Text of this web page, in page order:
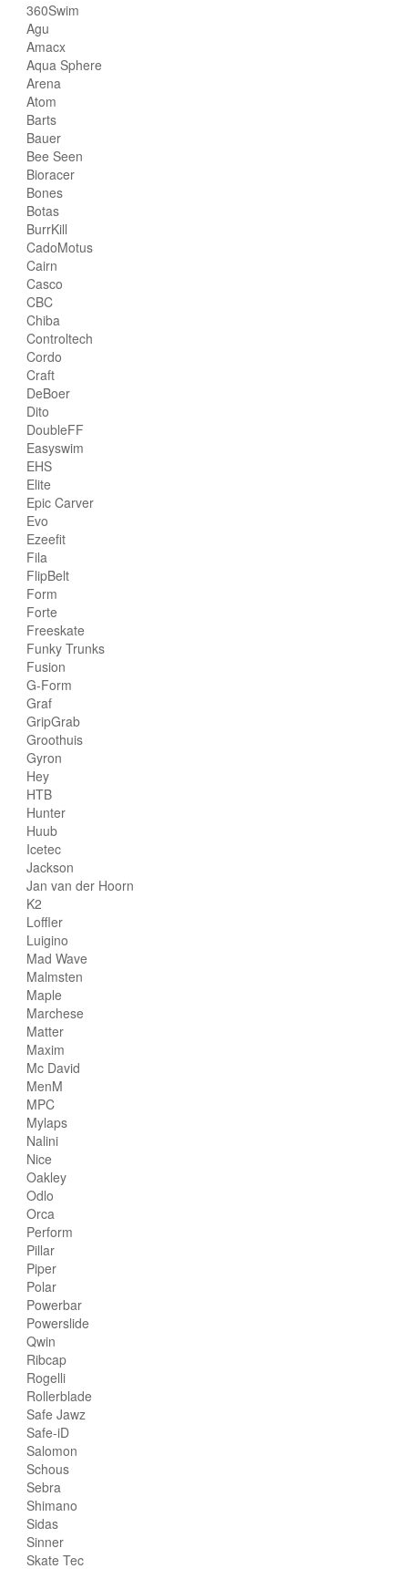
360Swim
Agu
Amacx
Aqua Sphere
Arena
Atom
Barts
Bauer
Bee Seen
Bioracer
Bones
Botas
BurrKill
CadoMotus
Cairn
Casco
CBC
Chiba
Controltech
Cordo
Craft
DeBoer
Dito
DoubleFF
Easyswim
EHS
Elite
Epic Carver
Evo
Ezeefit
Fila
FlipBelt
Form
Forte
Freeskate
Funky Trunks
Fusion
G-Form
Graf
GripGrab
Groothuis
Gyron
Hey
HTB
Hunter
Huub
Icetec
Jackson
Jan van der Hoorn
K2
Loffler
Luigino
Mad Wave
Malmsten
Maple
Marchese
Matter
Maxim
Mc David
MenM
MPC
Mylaps
Nalini
Nice
Oakley
Odlo
Orca
Perform
Pillar
Piper
Polar
Powerbar
Powerslide
Qwin
Ribcap
Rogelli
Rollerblade
Safe Jawz
Safe-iD
Salomon
Schous
Sebra
Shimano
Sidas
Sinner
Skate Tec